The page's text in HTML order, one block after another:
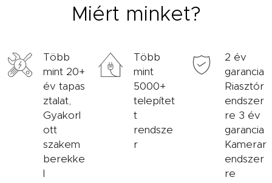
Miért minket?
Több
mint 20+
év tapas
ztalat,
Gyakorl
ott
szakem
berekke
l
Több
mint
5000+
telepítet
t
rendsze
r
2 év
garancia
Riasztór
endszer
re 3 év
garancia
Kamerar
endszer
re